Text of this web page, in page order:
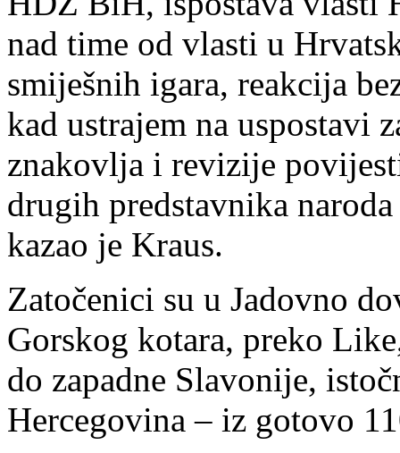
nad time od vlasti u
smiješnih igara, reakcija
kad ustrajem na uspostavi
znakovlja i revizije
drugih predstavnika
kazao je Kraus.
Zatočenici su u Jadovno
Gorskog kotara, preko
do zapadne Slavonije,
Hercegovina – iz gotovo